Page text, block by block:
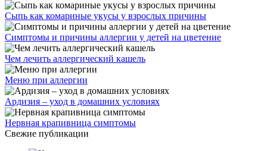
Сыпь как комариные укусы у взрослых причины
Симптомы и причины аллергии у детей на цветение
Чем лечить аллергический кашель
Меню при аллергии
Ардизия – уход в домашних условиях
Нервная крапивница симптомы
Свежие публикации